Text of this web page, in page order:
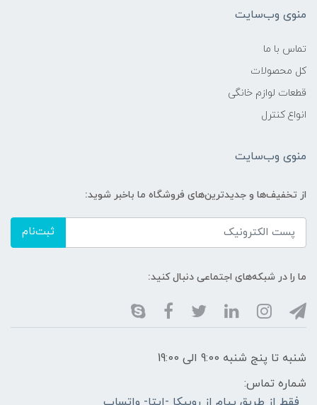
منوی وب‌سایت
تماس با ما
کل محصولات
قطعات لوازم خانگی
انواع کنترل
منوی وب‌سایت
از تخفیف‌ها و جدیدترین‌های فروشگاه ما باخبر شوید:
ثبت‌نام
ما را در شبکه‌های اجتماعی دنبال کنید:
شنبه تا پنج شنبه 9:00 الی 19:00
شماره تماس: